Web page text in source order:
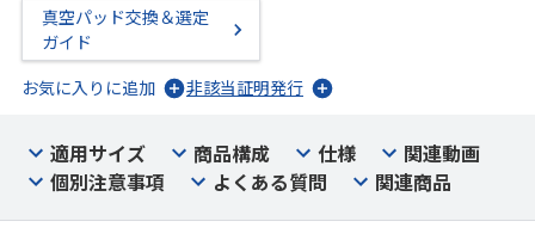
真空パッド交換＆選定
ガイド
お気に入りに追加
非該当証明発行
適用サイズ 商品構成 仕様
関連動画
個別注意事項
よくある質問 関連商品